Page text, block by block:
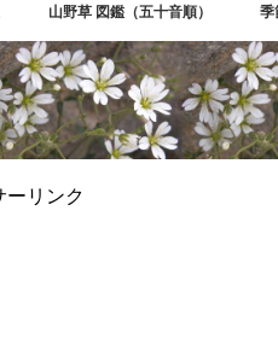
山野草 図鑑（五十音順） 季
ーリンク